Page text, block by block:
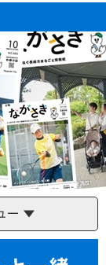
ー